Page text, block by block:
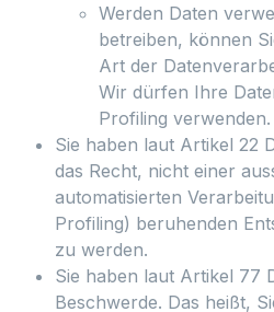
Werden Daten
betreiben, können
Art der
Wir dürfen Ihre
Profiling verwenden.
Sie haben laut Artikel 22
das Recht, nicht einer
automatisierten
Profiling) beruhenden
zu werden.
Sie haben laut Artikel 77
Beschwerde. Das heißt,